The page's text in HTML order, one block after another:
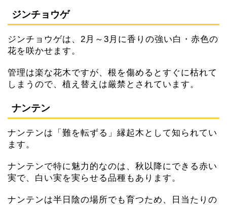
ジンチョウゲ
ジンチョウゲは、2月～3月に香りの強い白・赤色の
花を咲かせます。
管理は楽な花木ですが、根を傷めるとすぐに枯れて
しまうので、植え替えは厳禁とされています。
ナンテン
ナンテンは「難を転ずる」縁起木として知られてい
ます。
ナンテンで特に魅力的なのは、秋以降にできる赤い
実で、白い実を実らせる品種もあります。
ナンテンは半日陰の場所でも育つため、日当たりの